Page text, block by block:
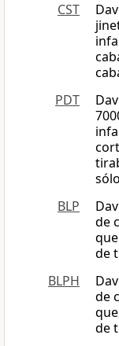
CST
PDT
BLP
de
de
BLPH
de
de